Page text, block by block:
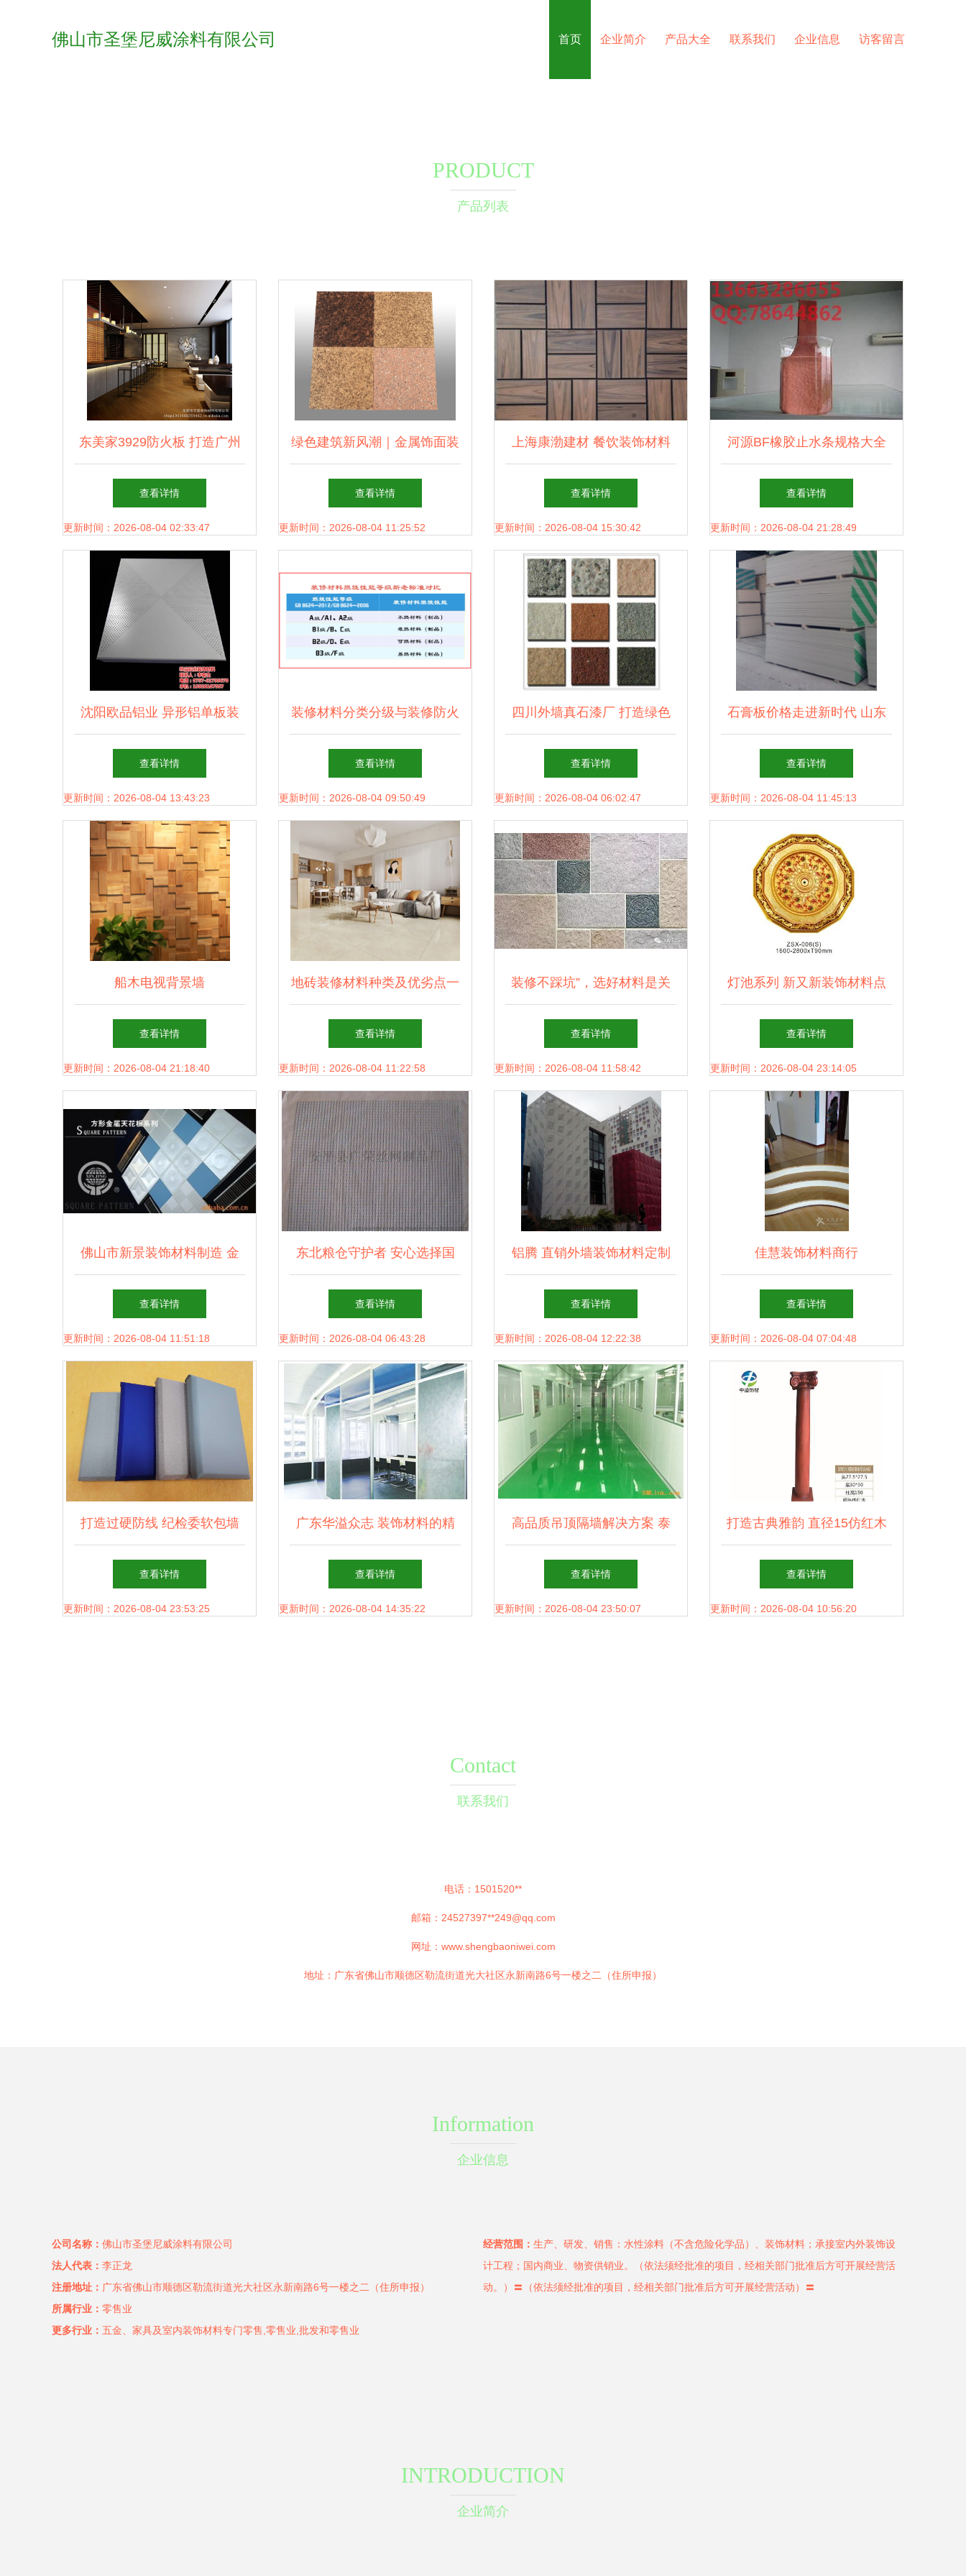
佛山市圣堡尼威涂料有限公司 首页 企业简介 产品大全 联系我们 企业信息 访客留言
PRODUCT
产品列表
东美家3929防火板 打造广州
餐饮空间的安全与美学首选
查看详情
更新时间：2026-08-04 02:33:47
绿色建筑新风潮｜金属饰面装
饰板 新型墙材领域的节能美
学之选
查看详情
更新时间：2026-08-04 11:25:52
上海康渤建材 餐饮装饰材料
一站采购的全能专家
查看详情
更新时间：2026-08-04 15:30:42
河源BF橡胶止水条规格大全
装饰材料中的防水利器
查看详情
更新时间：2026-08-04 21:28:49
沈阳欧品铝业 异形铝单板装
饰的材料艺术与视觉盛宴
查看详情
更新时间：2026-08-04 13:43:23
装修材料分类分级与装修防火
通用要求——消防技术实务解
析
查看详情
更新时间：2026-08-04 09:50:49
四川外墙真石漆厂 打造绿色
装饰材料的创新先锋
查看详情
更新时间：2026-08-04 06:02:47
石膏板价格走进新时代 山东
皇华新型建材如何引领装饰材
料风潮？
查看详情
更新时间：2026-08-04 11:45:13
船木电视背景墙
查看详情
更新时间：2026-08-04 21:18:40
地砖装修材料种类及优劣点一
览
查看详情
更新时间：2026-08-04 11:22:58
装修不踩坑”，选好材料是关
键——精明业主必知的装饰材
料选购攻略
查看详情
更新时间：2026-08-04 11:58:42
灯池系列 新又新装饰材料点
亮空间美学
查看详情
更新时间：2026-08-04 23:14:05
佛山市新景装饰材料制造 金
属建材产品全览与应用指南
查看详情
更新时间：2026-08-04 11:51:18
东北粮仓守护者 安心选择国
标挡粮网的专业之道
查看详情
更新时间：2026-08-04 06:43:28
铝腾 直销外墙装饰材料定制
铝单板，重塑建筑美学新标杆
查看详情
更新时间：2026-08-04 12:22:38
佳慧装饰材料商行
查看详情
更新时间：2026-08-04 07:04:48
打造过硬防线 纪检委软包墙
改造中的吸音阻燃装饰材料创
新应用
查看详情
更新时间：2026-08-04 23:53:25
广东华溢众志 装饰材料的精
工匠心，筑造空间之美
查看详情
更新时间：2026-08-04 14:35:22
高品质吊顶隔墙解决方案 泰
山与拉法基石膏板的选择与应
用
查看详情
更新时间：2026-08-04 23:50:07
打造古典雅韵 直径15仿红木
树脂玻璃钢罗马柱的装饰魅力
查看详情
更新时间：2026-08-04 10:56:20
Contact
联系我们
电话：1501520**
邮箱：24527397**249@qq.com
网址： www.shengbaoniwei.com
地址：广东省佛山市顺德区勒流街道光大社区永新南路6号一楼之二（住所申报）
Information
企业信息
公司名称： 佛山市圣堡尼威涂料有限公司
法人代表： 李正龙
注册地址： 广东省佛山市顺德区勒流街道光大社区永新南路6号一楼之二（住所申报）
所属行业： 零售业
更多行业： 五金、家具及室内装饰材料专门零售,零售业,批发和零售业
经营范围： 生产、研发、销售：水性涂料（不含危险化学品）、装饰材料；承接室内外装饰设
计工程；国内商业、物资供销业。（依法须经批准的项目，经相关部门批准后方可开展经营活
动。）〓（依法须经批准的项目，经相关部门批准后方可开展经营活动）〓
INTRODUCTION
企业简介